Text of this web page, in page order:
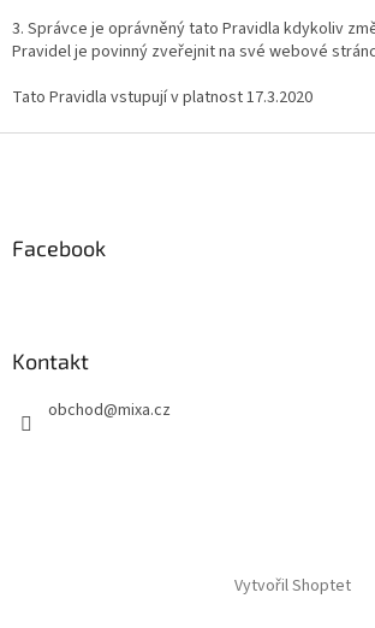
3. Správce je oprávněný tato Pravidla kdykoliv
Pravidel je povinný zveřejnit na své webové
Tato Pravidla vstupují v platnost 17.3.2020
Facebook
Kontakt
obchod@mixa.cz
Vytvořil Shoptet